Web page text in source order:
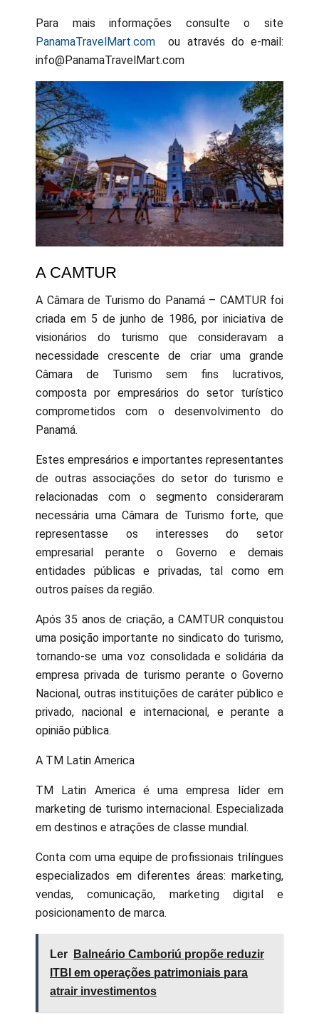
Para mais informações consulte o site
PanamaTravelMart.com ou através do e-mail:
info@PanamaTravelMart.com
A CAMTUR
A Câmara de Turismo do Panamá – CAMTUR foi
criada em 5 de junho de 1986, por iniciativa de
visionários do turismo que consideravam a
necessidade crescente de criar uma grande
Câmara de Turismo sem fins lucrativos,
composta por empresários do setor turístico
comprometidos com o desenvolvimento do
Panamá.
Estes empresários e importantes representantes
de outras associações do setor do turismo e
relacionadas com o segmento consideraram
necessária uma Câmara de Turismo forte, que
representasse os interesses do setor
empresarial perante o Governo e demais
entidades públicas e privadas, tal como em
outros países da região.
Após 35 anos de criação, a CAMTUR conquistou
uma posição importante no sindicato do turismo,
tornando-se uma voz consolidada e solidária da
empresa privada de turismo perante o Governo
Nacional, outras instituições de caráter público e
privado, nacional e internacional, e perante a
opinião pública.
A TM Latin America
TM Latin America é uma empresa líder em
marketing de turismo internacional. Especializada
em destinos e atrações de classe mundial.
Conta com uma equipe de profissionais trilíngues
especializados em diferentes áreas: marketing,
vendas, comunicação, marketing digital e
posicionamento de marca.
Ler
Balneário Camboriú propõe reduzir
ITBI em operações patrimoniais para
atrair investimentos